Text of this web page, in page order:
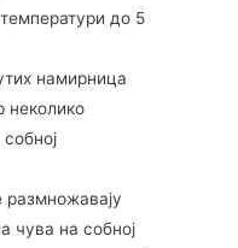
до 5
намирница
неколико
чува на собној